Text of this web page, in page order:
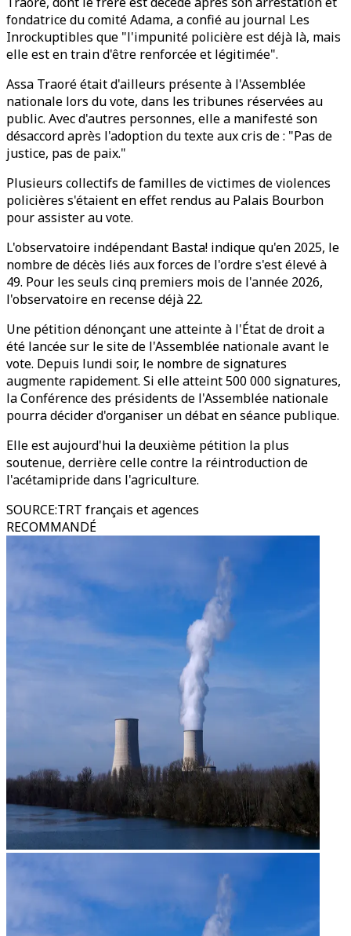
fondatrice du comité Adama, a confié au journal Les
Inrockuptibles que "l'impunité policière est déjà là, mais
elle est en train d'être renforcée et légitimée".
Assa Traoré était d'ailleurs présente à l'Assemblée
nationale lors du vote, dans les tribunes réservées au
public. Avec d'autres personnes, elle a manifesté son
désaccord après l'adoption du texte aux cris de : "Pas de
justice, pas de paix."
Plusieurs collectifs de familles de victimes de violences
policières s'étaient en effet rendus au Palais Bourbon
pour assister au vote.
L'observatoire indépendant Basta! indique qu'en 2025, le
nombre de décès liés aux forces de l'ordre s'est élevé à
49. Pour les seuls cinq premiers mois de l'année 2026,
l'observatoire en recense déjà 22.
Une pétition dénonçant une atteinte à l'État de droit a
été lancée sur le site de l'Assemblée nationale avant le
vote. Depuis lundi soir, le nombre de signatures
augmente rapidement. Si elle atteint 500 000 signatures,
la Conférence des présidents de l'Assemblée nationale
pourra décider d'organiser un débat en séance publique.
Elle est aujourd'hui la deuxième pétition la plus
soutenue, derrière celle contre la réintroduction de
l'acétamipride dans l'agriculture.
SOURCE:TRT français et agences
RECOMMANDÉ